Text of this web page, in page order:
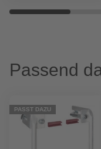
Passend
PASST DAZU